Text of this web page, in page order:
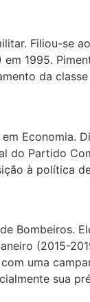
Filiou-se
1995.
da
Economia.
do Partido
à política
Bombeiros.
(2015-
uma
sua